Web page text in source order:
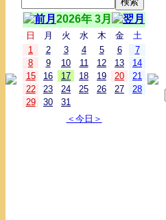
2026年 3月
日 月 火 水 木 金
土
1
2 3 4 5 6
7
8
9 10 11 12 13
14
15
16 17 18 19 20
21
22
23 24 25 26 27
28
29
30
31
＜今日＞